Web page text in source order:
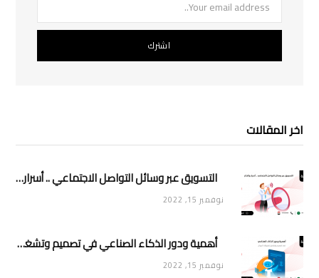
اخر المقالات
التسويق عبر وسائل التواصل الاجتماعي .. أسرار وأفكار
نوفمبر 15, 2022
أهمية ودور الذكاء الصناعي في تصميم وتشغيل تطبيقات الجوال
نوفمبر 15, 2022